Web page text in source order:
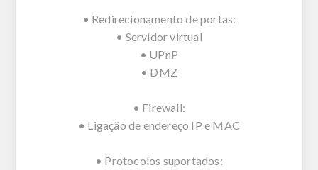
• Redirecionamento de portas:
• Servidor virtual
• UPnP
• DMZ
• Firewall:
• Ligação de endereço IP e MAC
• Protocolos suportados: